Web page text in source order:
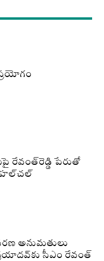
రేవంత్‌రెడ్డి పేరుతో
హల్‌చల్‌
అనుమతులు
సీఎం రేవంత్‌